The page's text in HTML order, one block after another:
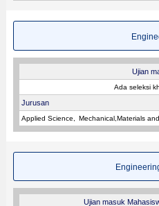
Ujian
Ada seleksi
Jurusan
Applied Science Mechanical,Materials
Ujian masuk